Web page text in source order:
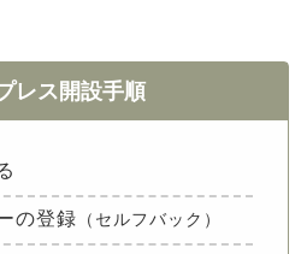
レス開設手順
の登録 （セルフバック）